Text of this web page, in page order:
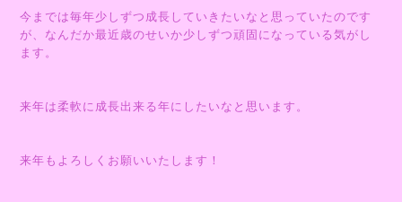
今までは毎年少しずつ成長していきたいなと思っていたのです
が、なんだか最近歳のせいか少しずつ頑固になっている気がし
ます。
来年は柔軟に成長出来る年にしたいなと思います。
来年もよろしくお願いいたします！